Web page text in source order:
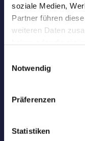
soziale Medien,
Partner führen
weiteren Daten
Notwendig
Präferenzen
Statistiken